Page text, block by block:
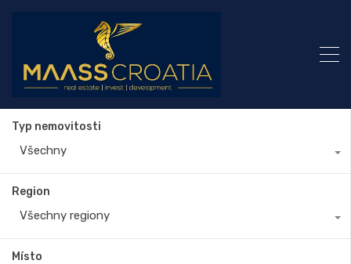
Typ nemovitosti
Všechny
Region
Všechny regiony
Místo